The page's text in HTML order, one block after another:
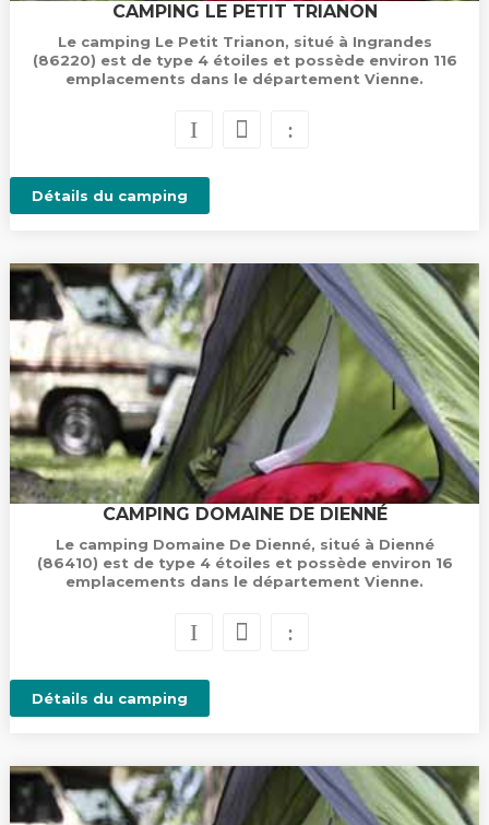
CAMPING LE PETIT TRIANON
Le camping Le Petit Trianon, situé à Ingrandes
(86220) est de type 4 étoiles et possède environ 116
emplacements dans le département Vienne.
Détails du camping
CAMPING DOMAINE DE DIENNÉ
Le camping Domaine De Dienné, situé à Dienné
(86410) est de type 4 étoiles et possède environ 16
emplacements dans le département Vienne.
Détails du camping